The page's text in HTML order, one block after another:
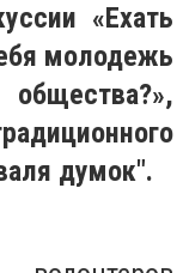
«Ехать
молодежь
думок".